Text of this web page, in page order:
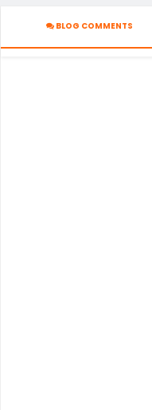
BLOG COMMENTS